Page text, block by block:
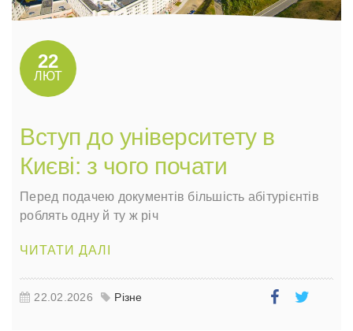
22
ЛЮТ
Вступ до університету в
Києві: з чого почати
Перед подачею документів більшість абітурієнтів
роблять одну й ту ж річ
ЧИТАТИ ДАЛІ
22.02.2026 Різне